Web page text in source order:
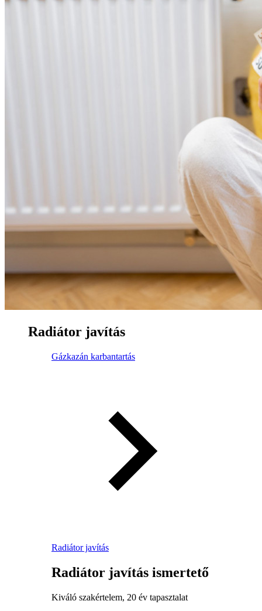
Radiátor javítás
Gázkazán karbantartás
Radiátor javítás
Radiátor javítás ismertető
Kiváló szakértelem, 20 év tapasztalat